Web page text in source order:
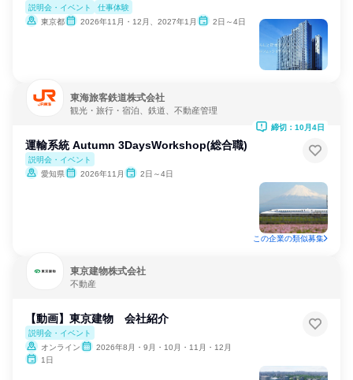
説明会・イベント
仕事体験
東京都
2026年11月・12月、2027年1月 2日～4日
東海旅客鉄道株式会社
観光・旅行・宿泊、鉄道、不動産管理
運輸系統 Autumn 3DaysWorkshop(総合職)
説明会・イベント
愛知県
2026年11月 2日～4日
締切：10月4日
この企業の類似募集
東京建物株式会社
不動産
【動画】東京建物 会社紹介
説明会・イベント
オンライン
2026年8月・9月・10月・11月・12月
1日